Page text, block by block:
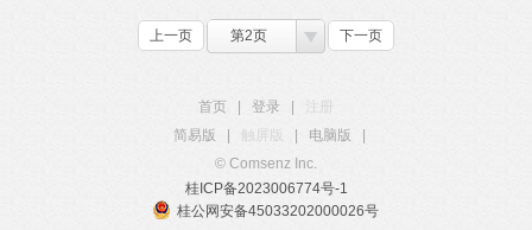
上一页 第2页 下一页
首页 登录
注册
简易版
触屏版 电脑版
© Comsenz Inc.
桂ICP备2023006774号-1
桂公网安备45033202000026号